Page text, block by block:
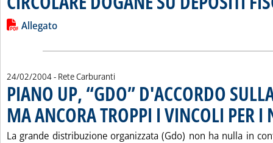
Leggi tutta la notizia: 'CIRCOLARE DOGANE SU DEPOSITI
Lista allegati PDF alla notizia
Allegato
24/02/2004- Rete Carburanti
PIANO UP, “GDO” D'ACCORDO
MA ANCORA TROPPI I VINCOLI PER
La grande distribuzione organizzata (Gdo) non ha nulla in